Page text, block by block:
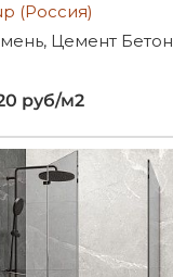
(Россия)
Цемент Бетон
руб/м2